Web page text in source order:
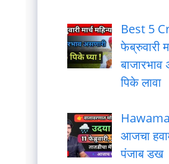
Best 5
फेब्रुवारी
बाजारभाव
पिके लावा
आजचा
पंजाब डख